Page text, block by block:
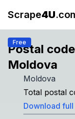
Scrape4U
Postal
Free
Moldova
Moldova
Total postal
Download